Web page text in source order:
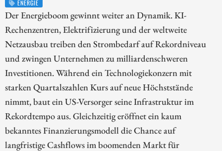
ENERGIE
Der Energieboom gewinnt weiter an Dynamik. KI-
Rechenzentren, Elektrifizierung und der weltweite
Netzausbau treiben den Strombedarf auf Rekordniveau
und zwingen Unternehmen zu milliardenschweren
Investitionen. Während ein Technologiekonzern mit
starken Quartalszahlen Kurs auf neue Höchststände
nimmt, baut ein US-Versorger seine Infrastruktur im
Rekordtempo aus. Gleichzeitig eröffnet ein kaum
bekanntes Finanzierungsmodell die Chance auf
langfristige Cashflows im boomenden Markt für